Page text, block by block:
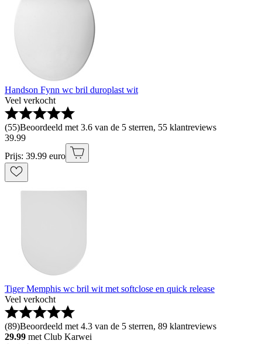
Handson Fynn wc bril duroplast wit
Veel verkocht
(55)Beoordeeld met 3.6 van de 5 sterren, 55 klantreviews
39.99
Prijs: 39.99 euro
Tiger Memphis wc bril wit met softclose en quick release
Veel verkocht
(89)Beoordeeld met 4.3 van de 5 sterren, 89 klantreviews
29.99 met Club Karwei